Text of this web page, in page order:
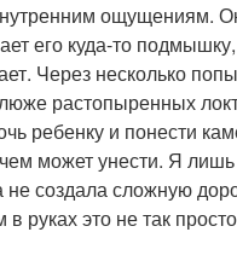
ощущениям.
его куда-то подмышку,
Через несколько
растопыренных
ребенку и понести
может унести. Я лишь
не создала сложную
руках это не так просто